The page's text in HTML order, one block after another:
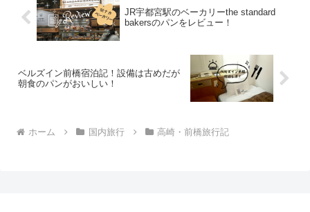
JR宇都宮駅のベーカリーthe standard
bakersのパンをレビュー！
ベルズイン前橋宿泊記！設備は古めだが
朝食のパンがおいしい！
ホーム 国内旅行 高崎・前橋旅行記